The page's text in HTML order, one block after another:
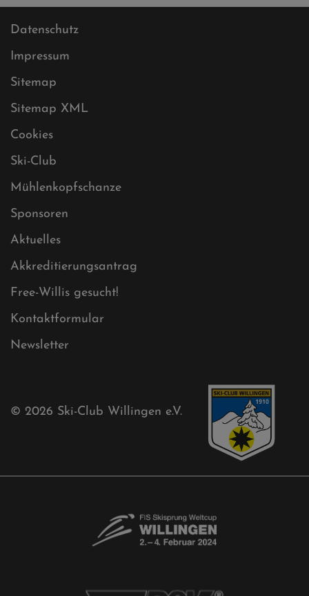
Datenschutz
Impressum
Sitemap
Sitemap XML
Cookies
Ski-Club
Mühlenkopfschanze
Kontaktformular